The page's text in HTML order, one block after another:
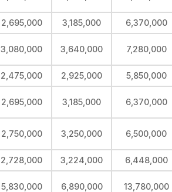
2,695,000 3,185,000 6,370,000
3,080,000 3,640,000 7,280,000
2,475,000 2,925,000 5,850,000
2,695,000 3,185,000 6,370,000
2,750,000 3,250,000 6,500,000
2,728,000 3,224,000 6,448,000
5,830,000 6,890,000 13,780,000